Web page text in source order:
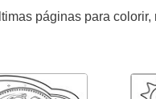
páginas para